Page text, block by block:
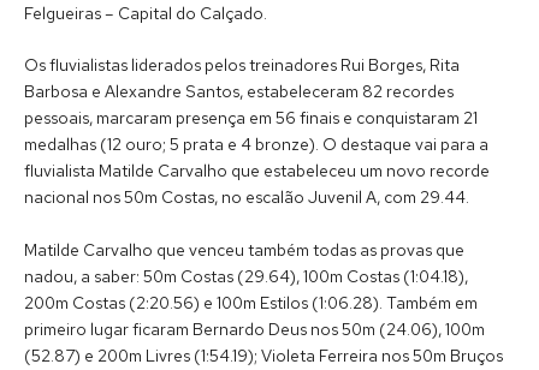
Felgueiras – Capital do Calçado.
Os fluvialistas liderados pelos treinadores Rui Borges, Rita
Barbosa e Alexandre Santos, estabeleceram 82 recordes
pessoais, marcaram presença em 56 finais e conquistaram 21
medalhas (12 ouro; 5 prata e 4 bronze). O destaque vai para a
fluvialista Matilde Carvalho que estabeleceu um novo recorde
nacional nos 50m Costas, no escalão Juvenil A, com 29.44.
Matilde Carvalho que venceu também todas as provas que
nadou, a saber: 50m Costas (29.64), 100m Costas (1:04.18),
200m Costas (2:20.56) e 100m Estilos (1:06.28). Também em
primeiro lugar ficaram Bernardo Deus nos 50m (24.06), 100m
(52.87) e 200m Livres (1:54.19); Violeta Ferreira nos 50m Bruços